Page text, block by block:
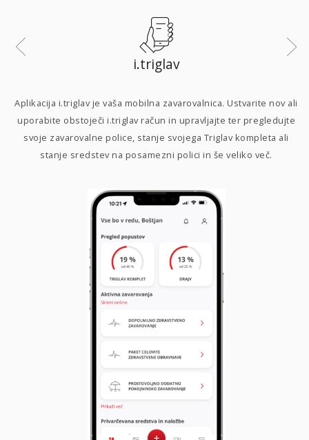
i.triglav
Aplikacija i.triglav je vaša mobilna zavarovalnica. Ustvarite nov ali
uporabite obstoječi i.triglav račun in upravljajte ter pregledujte
svoje zavarovalne police, stanje svojega Triglav kompleta ali
stanje sredstev na posamezni polici in še veliko več.